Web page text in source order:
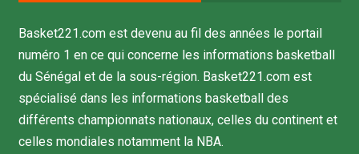
Basket221.com est devenu au fil des années le portail
numéro 1 en ce qui concerne les informations basketball
du Sénégal et de la sous-région. Basket221.com est
spécialisé dans les informations basketball des
différents championnats nationaux, celles du continent et
celles mondiales notamment la NBA.